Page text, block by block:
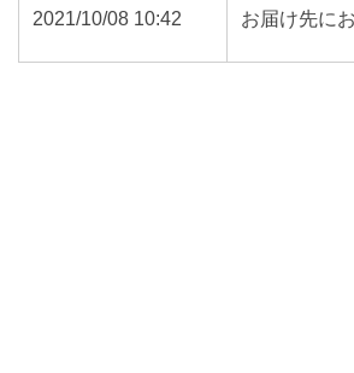
2021/10/08 10:42 お届け先に